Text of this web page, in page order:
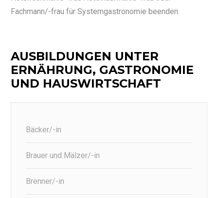
Fachmann/-frau für Systemgastronomie beenden.
AUSBILDUNGEN UNTER
ERNÄHRUNG, GASTRONOMIE
UND HAUSWIRTSCHAFT
Bäcker/-in
Brauer und Mälzer/-in
Brenner/-in